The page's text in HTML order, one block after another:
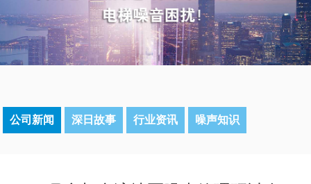
公司新闻 深日故事 行业资讯 噪声知识